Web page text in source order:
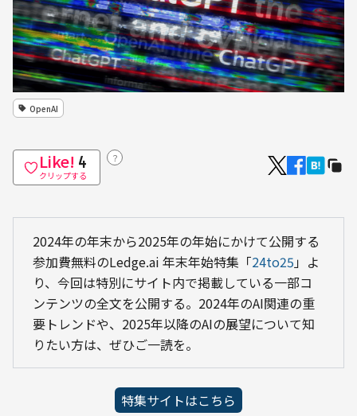
OpenAI
Like! 4
クリップする
？
2024年の年末から2025年の年始にかけて公開する
参加費無料のLedge.ai 年末年始特集「24to25」よ
り、今回は特別にサイト内で掲載している一部コ
ンテンツの全文を公開する。2024年のAI関連の重
要トレンドや、2025年以降のAIの展望について知
りたい方は、ぜひご一読を。
特集サイトはこちら